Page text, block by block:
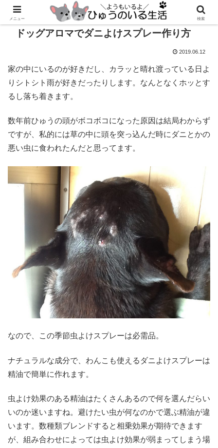
ドッグアロマでダニよけスプレー作り方
2019.06.12
家の中にいるのが好きだし、カラッと晴れ渡っている日よ
りシトシト雨が好きだったりします。なんとなくホッとす
るし落ち着きます。
数年前ひゅうの頭がボコボコになった原因は結局わからず
ですが、私的には草の中に頭を突っ込んだ時にダニとかの
悪い虫に食われたんだと思ってます。
なので、この季節虫よけスプレーは必需品。
ナチュラルな成分で、わんこも使えるダニよけスプレーは
精油で簡単に作れます。
虫よけ効果のある精油はたくさんあるので何を選んだらい
いのか迷いますね。避けたい虫が何なのかで選ぶ精油が違
います。数種類ブレンドすると相乗効果が期待できます
が、組み合わせによっては虫よけ効果が弱まってしまう場
メニュー 検索